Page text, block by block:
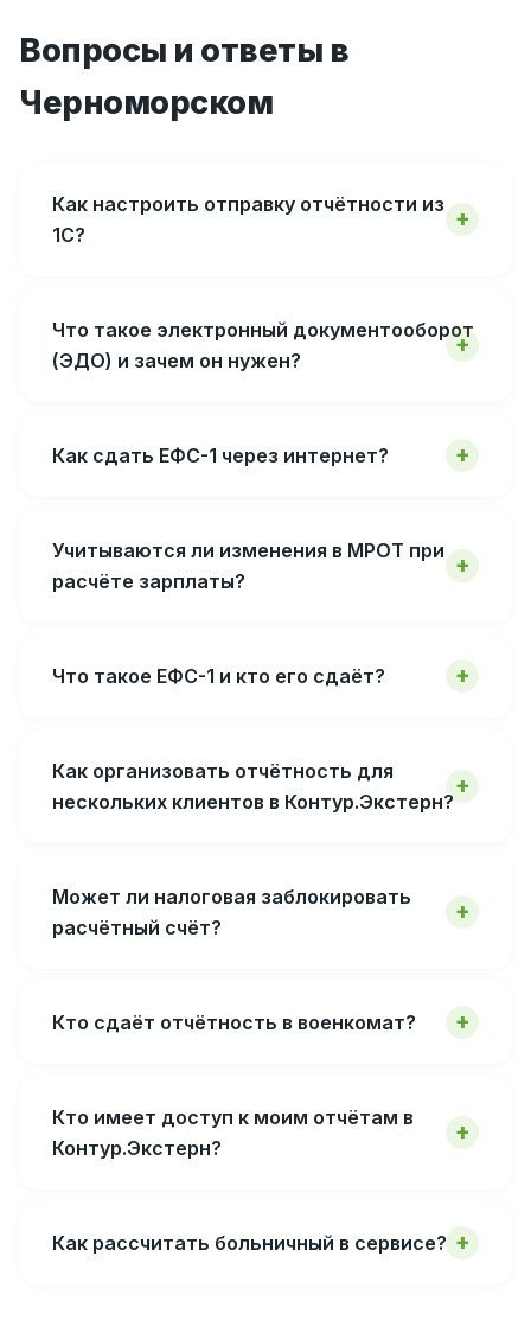
Вопросы и ответы в
Черноморском
Как настроить отправку отчётности из
1С?
Что такое электронный документооборот
(ЭДО) и зачем он нужен?
Как сдать ЕФС-1 через интернет?
Учитываются ли изменения в МРОТ при
расчёте зарплаты?
Что такое ЕФС-1 и кто его сдаёт?
Как организовать отчётность для
нескольких клиентов в Контур.Экстерн?
Может ли налоговая заблокировать
расчётный счёт?
Кто сдаёт отчётность в военкомат?
Кто имеет доступ к моим отчётам в
Контур.Экстерн?
Как рассчитать больничный в сервисе?